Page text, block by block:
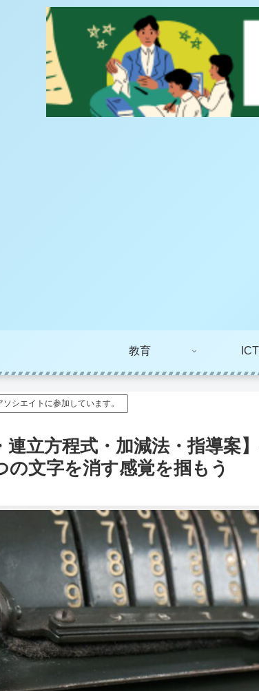
教育
シエイトに参加しています。
連立方程式・加減法・指導案
の文字を消す感覚を掴もう